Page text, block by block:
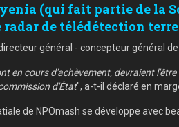
(qui fait partie de la
de télédétection
général - concepteur général
en cours d'achèvement, devraient
d'État", a-t-il déclaré en
de NPOmash se développe avec